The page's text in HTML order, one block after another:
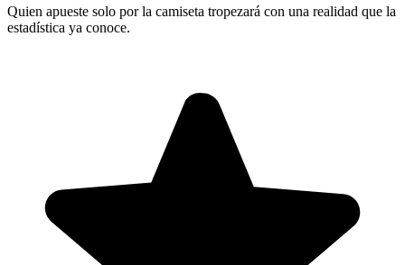
Quien apueste solo por la camiseta tropezará con una realidad que la
estadística ya conoce.